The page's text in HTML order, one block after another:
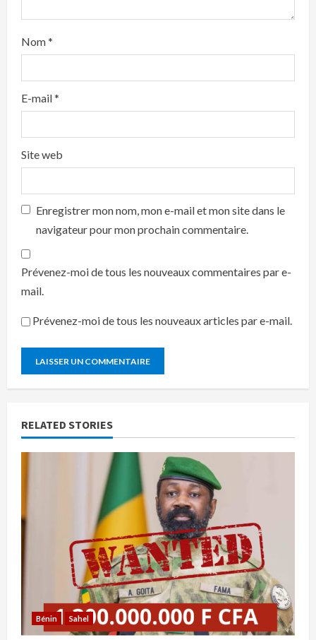
Nom*
E-mail*
Site web
Enregistrer mon nom, mon e-mail et mon site dans le
navigateur pour mon prochain commentaire.
Prévenez-moi de tous les nouveaux commentaires par e-
mail.
Prévenez-moi de tous les nouveaux articles par e-mail.
RELATED STORIES
Bénin Sahel